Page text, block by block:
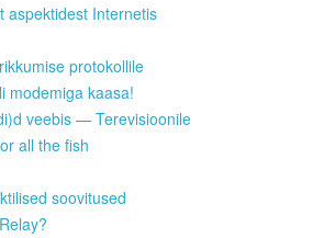
aspektidest Internetis
protokollile
modemiga kaasa!
veebis — Terevisioonile
all the fish
soovitused